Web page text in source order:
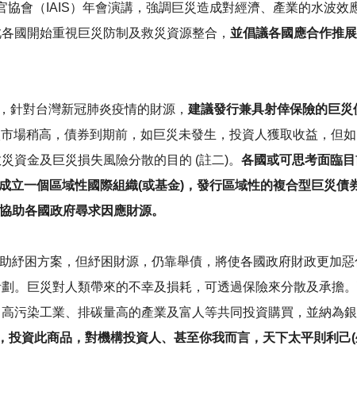
會（IAIS）年會演講，強調巨災造成對經濟、產業的水波效
國開始重視巨災防制及救災資源整合， 並倡議各國應合作推
針對台灣新冠肺炎疫情的財源， 建議發行兼具射倖保險的巨災
場稍高，債券到期前，如巨災未發生，投資人獲取收益，但
資金及巨災損失風險分散的目的 (註二)。 各國或可思考面臨
立一個區域性國際組織(或基金)，發行區域性的複合型巨災
助各國政府尋求因應財源。
困方案，但紓困財源，仍靠舉債，將使各國政府財政更加
。巨災對人類帶來的不幸及損耗，可透過保險來分散及承擔。
高污染工業、排碳量高的產業及富人等共同投資購買，並納為
投資此商品，對機構投資人、甚至你我而言，天下太平則利己